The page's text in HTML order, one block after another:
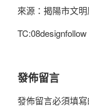
來源：揭陽市文
TC:08designfollow
發佈留言
發佈留言必須填